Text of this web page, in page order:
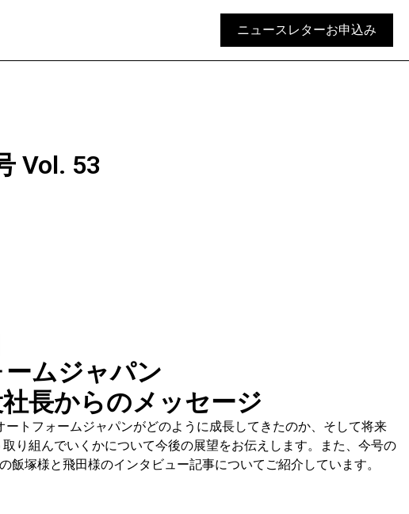
ニュースレターお申込み
Vol. 53
ムジャパン
長からのメッセージ
ートフォームジャパンがどのように成長してきたのか、そして将来
り組んでいくかについて今後の展望をお伝えします。また、今号の
飯塚様と飛田様のインタビュー記事についてご紹介しています。